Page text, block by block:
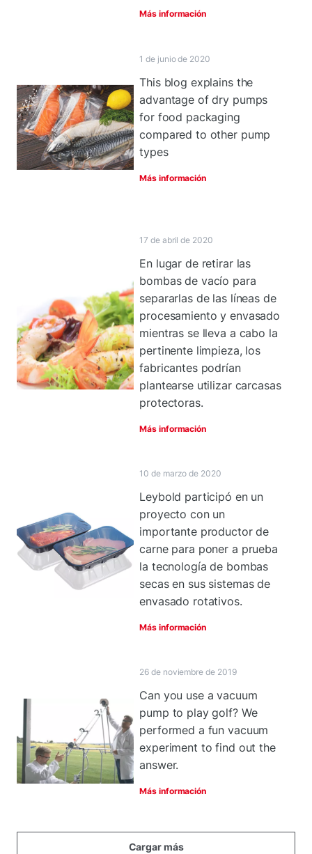
Más información
1 de junio de 2020
This blog explains the
advantage of dry pumps
for food packaging
compared to other pump
types
Más información
17 de abril de 2020
En lugar de retirar las
bombas de vacío para
separarlas de las líneas de
procesamiento y envasado
mientras se lleva a cabo la
pertinente limpieza, los
fabricantes podrían
plantearse utilizar carcasas
protectoras.
Más información
10 de marzo de 2020
Leybold participó en un
proyecto con un
importante productor de
carne para poner a prueba
la tecnología de bombas
secas en sus sistemas de
envasado rotativos.
Más información
26 de noviembre de 2019
Can you use a vacuum
pump to play golf? We
performed a fun vacuum
experiment to find out the
answer.
Más información
Cargar más